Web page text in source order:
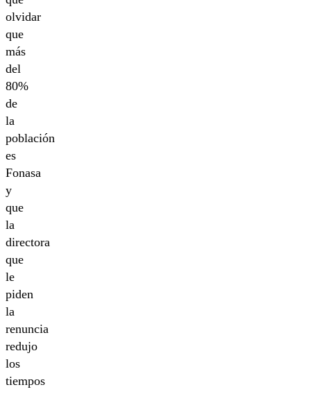
olvidar
que
más
del
80%
de
la
población
es
Fonasa
y
que
la
directora
que
le
piden
la
renuncia
redujo
los
tiempos